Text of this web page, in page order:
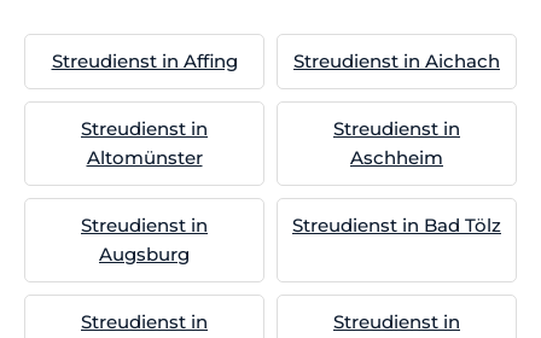
Streudienst in Affing Streudienst in Aichach
Streudienst in
Altomünster
Streudienst in
Aschheim
Streudienst in
Augsburg
Streudienst in Bad Tölz
Streudienst in
Streudienst in